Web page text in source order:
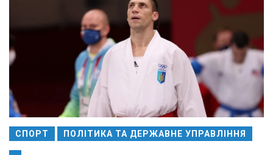
СПОРТ ПОЛІТИКА ТА ДЕРЖАВНЕ УПРАВЛІННЯ